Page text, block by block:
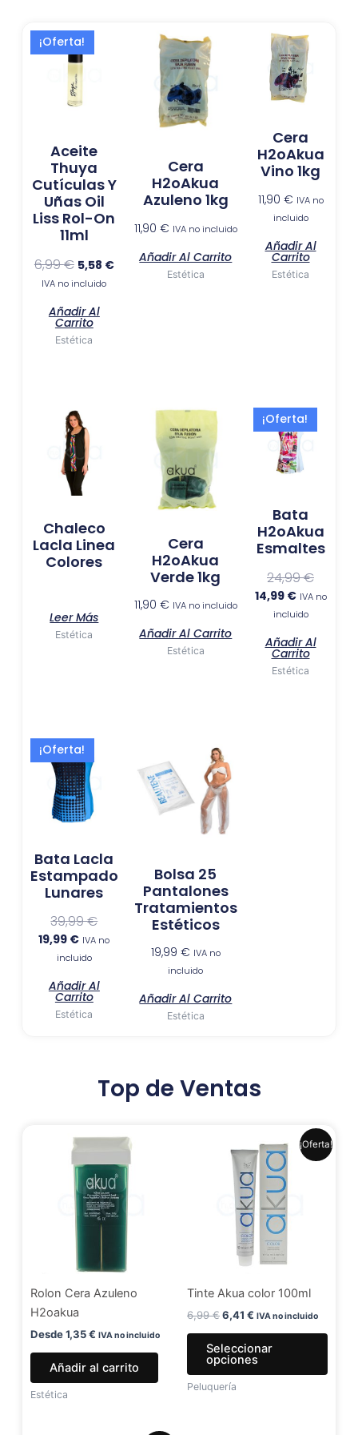
¡Oferta!
Aceite
Thuya
Cutículas Y
Uñas Oil
Liss Rol-On
11ml
6,99€
El
precio
original
era:
6,99 €.
5,58 €
IVA no incluido
Añadir Al
Carrito
Estética
Cera
H2oAkua
Azuleno 1kg
11,90 € IVA no incluido
Añadir Al Carrito
Estética
Cera
H2oAkua
Vino 1kg
11,90 € IVA no
incluido
Añadir Al
Carrito
Estética
Chaleco
Lacla Linea
Colores
Leer Más
Estética
Cera
H2oAkua
Verde 1kg
11,90 € IVA no incluido
Añadir Al Carrito
Estética
¡Oferta!
Bata
H2oAkua
Esmaltes
24,99€
precio
14,99 €
El
precio
actual
es:
IVA no
incluido
Añadir Al
Carrito
Estética
¡Oferta!
Bata Lacla
Estampado
Lunares
39,99€
original
19,99 €
El
precio
actual
es:
19,99 €.
IVA no
incluido
Añadir Al
Carrito
Estética
Bolsa 25
Pantalones
Tratamientos
Estéticos
19,99 € IVA no
incluido
Añadir Al Carrito
Estética
Top de Ventas
Rolon Cera Azuleno
H2oakua
Desde1,35€ IVA no incluido
Añadir al carrito
Estética
¡Oferta!
Tinte Akua color 100ml
6,99€
precio
original
era:
6,99 €.
6,41 €
precio
actual
es:
6,41 €.
IVA no incluido
Seleccionar
opciones
Este
en
Peluquería